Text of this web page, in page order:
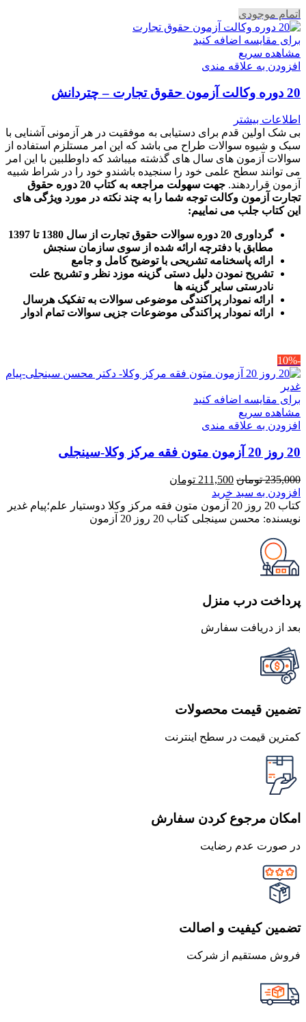
اتمام موجودی
برای مقایسه اضافه کنید
مشاهده سریع
افزودن به علاقه مندی
20 دوره وکالت آزمون حقوق تجارت – چتردانش
اطلاعات بیشتر
بی شک اولین قدم برای دستیابی به موفقیت در هر آزمونی آشنایی با
سبک و شیوه سوالات طراح می باشد که این امر مستلزم استفاده از
سوالات آزمون های سال های گذشته میباشد که داوطلبین با این امر
می توانند سطح علمی خود را سنجیده باشندو خود را در شراط شبیه
آزمون قراردهند.
جهت سهولت مراجعه به کتاب 20 دوره حقوق
تجارت آزمون وکالت توجه شما را به چند نکته در مورد ویژگی های
این کتاب جلب می نماییم:
گرداوری 20 دوره سوالات حقوق تجارت از سال 1380 تا 1397
مطابق با دفترچه ارائه شده از سوی سازمان سنجش
ارائه پاسخنامه تشریحی با توضیح کامل و جامع
تشریح نمودن دلیل دستی گزینه موزد نظر و تشریح علت
نادرستی سایر گزینه ها
ارائه نمودار پراکندگی موضوعی سوالات به تفکیک هرسال
رائه نمودار پراکندگی موضوعات جزیی سوالات تمام ادوار
-10%
برای مقایسه اضافه کنید
مشاهده سریع
افزودن به علاقه مندی
20 روز 20 آزمون متون فقه مرکز وکلا-سینجلی
235,000 تومان قیمت
اصلی
235,000 تومان
بود.
211,500 تومان
211,500 تومان
است.
افزودن به سبد خرید
کتاب 20 روز 20 آزمون متون فقه مرکز وکلا دوستیار علم؛پیام غدیر
نویسنده: محسن سینجلی کتاب 20 روز 20 آزمون
پرداخت درب منزل
بعد از دریافت سفارش
تضمین قیمت محصولات
کمترین قیمت در سطح اینترنت
امکان مرجوع کردن سفارش
در صورت عدم رضایت
تضمین کیفیت و اصالت
فروش مستقیم از شرکت